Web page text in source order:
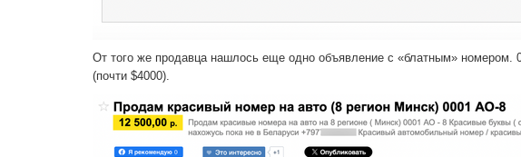
От того же продавца нашлось еще одно объявление с «блатным» номером.
(почти $4000).